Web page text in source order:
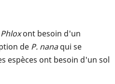
Phloxont besoin d'un
de P. nanaqui se
espèces ont besoin d'un sol